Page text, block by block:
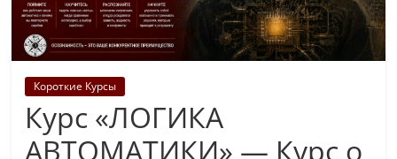
Короткие Курсы
Курс «ЛОГИКА
АВТОМАТИКИ» — Курс о